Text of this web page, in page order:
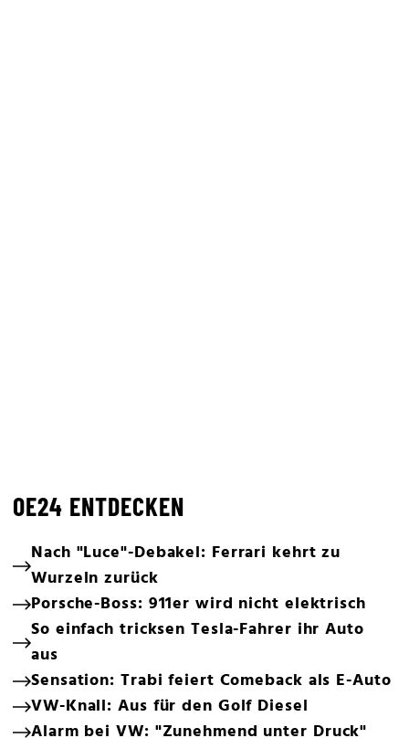
OE24 ENTDECKEN
Nach "Luce"-Debakel: Ferrari kehrt zu
Wurzeln zurück
Porsche-Boss: 911er wird nicht elektrisch
So einfach tricksen Tesla-Fahrer ihr Auto
aus
Sensation: Trabi feiert Comeback als E-Auto
VW-Knall: Aus für den Golf Diesel
Alarm bei VW: "Zunehmend unter Druck"